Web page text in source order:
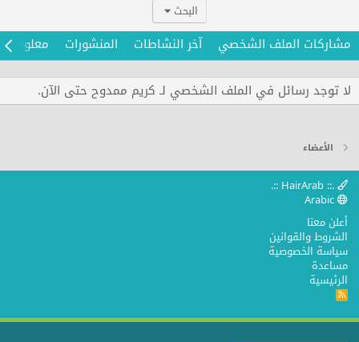
البحث
مشاركات الملف الشخصي آخر النشاطات المنشورات معلومات
لا توجد رسائل في الملف الشخصي لـ كريم ممدوح حتى الآن.
الأعضاء
.:: HairArab ::.
أعلن معنا
الشروط والقوانين
سياسة الخصوصية
مساعدة
الرئيسية
R
S
S